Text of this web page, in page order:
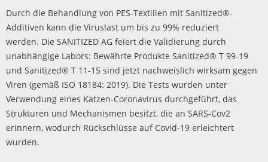
Durch die Behandlung von PES-Textilien mit Sanitized®-
Additiven kann die Viruslast um bis zu 99% reduziert
werden. Die SANITIZED AG feiert die Validierung durch
unabhängige Labors: Bewährte Produkte Sanitized® T 99-19
und Sanitized® T 11-15 sind jetzt nachweislich wirksam gegen
Viren (gemäß ISO 18184: 2019). Die Tests wurden unter
Verwendung eines Katzen-Coronavirus durchgeführt, das
Strukturen und Mechanismen besitzt, die an SARS-Cov2
erinnern, wodurch Rückschlüsse auf Covid-19 erleichtert
wurden.